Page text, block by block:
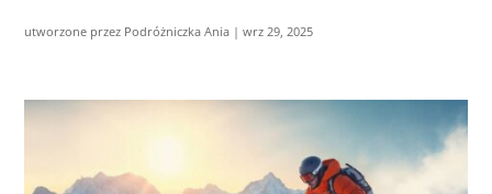
utworzone przez Podróżniczka Ania |wrz 29, 2025